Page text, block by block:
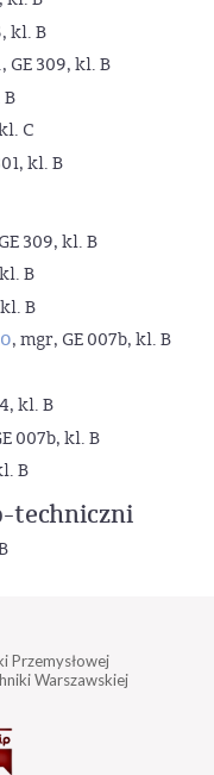
kl. B
GE 309, kl. B
B
C
kl. B
309, kl. B
B
B
, mgr, GE 007b, kl. B
kl. B
007b, kl. B
B
techniczni
Przemysłowej
Warszawskiej